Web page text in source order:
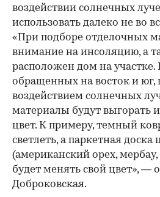
воздействии солнечных
использовать далеко не во
«При подборе отделочных
внимание на инсоляцию, а
расположен дом на
обращенных на восток и
воздействием солнечных
материалы будут выгорать
цвет. К примеру, темный
светлеть, а паркетная
(американский орех,
будет менять свой цвет», —
Доброковская.